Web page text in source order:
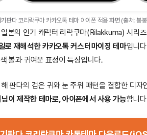
판다 코리락쿠마 카카오톡 테마 아이폰 적용 화면 (출처: 붕
본의 인기 캐릭터 리락쿠마(Rilakkuma) 시리
재해석한 카카오톡 커스터마이징 테마입니
볼과 귀여운 표정이 특징입니다.
판다의 검은 귀와 눈 주위 패턴을 결합한 디자
이 제작한 테마로, 아이폰에서 사용 가능합니